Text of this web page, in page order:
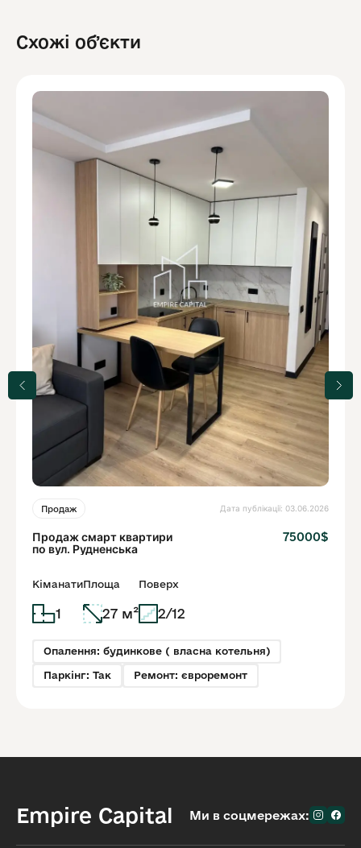
Схожі обʼєкти
Продаж Дата публікації: 03.06.2026
Продаж смарт квартири
по вул. Рудненська
75000$
Кіманати
1
Площа
27 м²
Поверх
2/12
Опалення: будинкове ( власна котельня)
Паркінг: Так Ремонт: євроремонт
Empire Capital Ми в соцмережах: